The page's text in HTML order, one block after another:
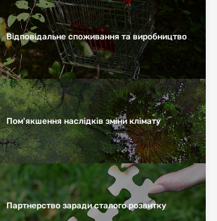
Відповідальне споживання та виробництво
Пом'якшення наслідків зміни клімату
Партнерство заради сталого розвитку